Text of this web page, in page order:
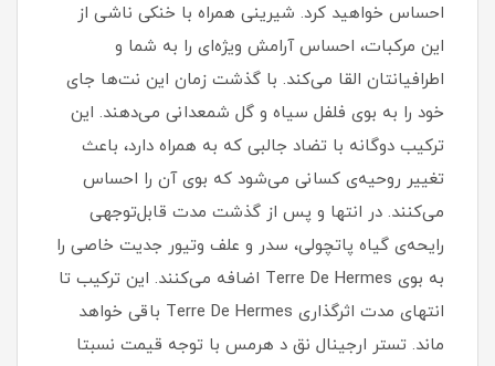
احساس خواهید کرد. شیرینی همراه با خنکی ناشی از
این مرکبات، احساس آرامش ویژه‌ای را به شما و
اطرافیانتان القا می‌کند. با گذشت زمان این نت‌ها جای
خود را به بوی فلفل سیاه و گل شمعدانی می‌دهند. این
ترکیب دوگانه با تضاد جالبی که به همراه دارد، باعث
تغییر روحیه‌ی کسانی می‌شود که بوی آن را احساس
می‌کنند. در انتها و پس از گذشت مدت قابل‌توجهی
رایحه‌ی گیاه پاتچولی، سدر و علف وتیور جدیت خاصی را
به بوی Terre De Hermes اضافه می‌کنند. این ترکیب تا
انتهای مدت اثرگذاری Terre De Hermes باقی خواهد
ماند. تستر ارجینال نق د هرمس با توجه قیمت نسبتا